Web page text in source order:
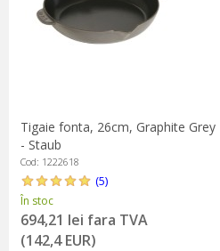
de forme, pentru orice stil de
Tigaie fonta, 26cm, Graphite Grey
- Staub
Cod: 1222618
(5)
În stoc
694,21 lei fara TVA
(142,4 EUR)